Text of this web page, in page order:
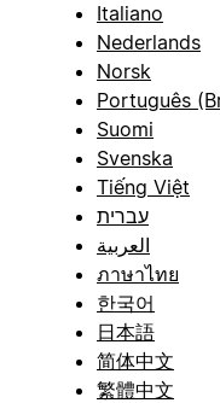
Italiano
Nederlands
Norsk
Português
Suomi
Svenska
Tiếng Việt
עברית
العربية
ภาษาไทย
한국어
日本語
简体中文
繁體中文